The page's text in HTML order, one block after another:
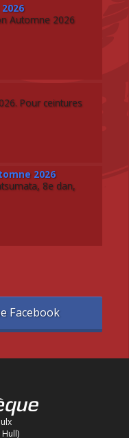
Automne 2026
Pour ceintures
2026
8e dan,
Facebook